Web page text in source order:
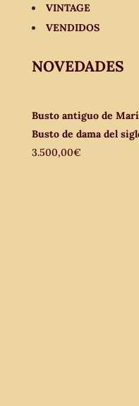
VINTAGE
VENDIDOS
NOVEDADES
Busto antiguo de
Busto de dama del
3.500,00€